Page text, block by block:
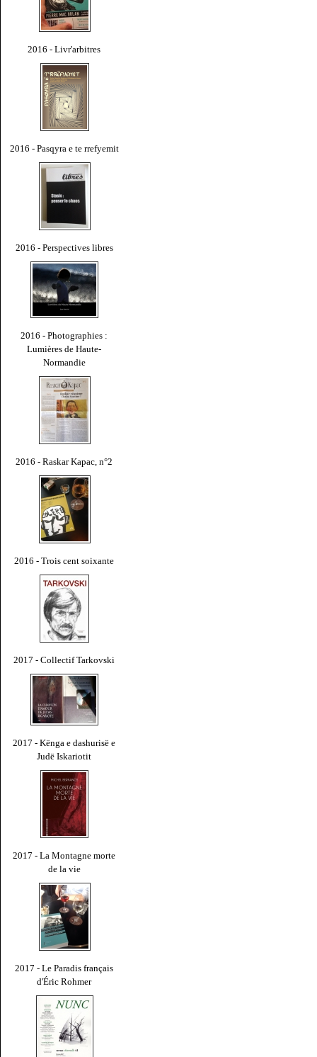
2016 - Livr'arbitres
2016 - Pasqyra e te rrefyemit
2016 - Perspectives libres
2016 - Photographies :
Lumières de Haute-
Normandie
2016 - Raskar Kapac, n°2
2016 - Trois cent soixante
2017 - Collectif Tarkovski
2017 - Kënga e dashurisë e
Judë Iskariotit
2017 - La Montagne morte
de la vie
2017 - Le Paradis français
d'Éric Rohmer